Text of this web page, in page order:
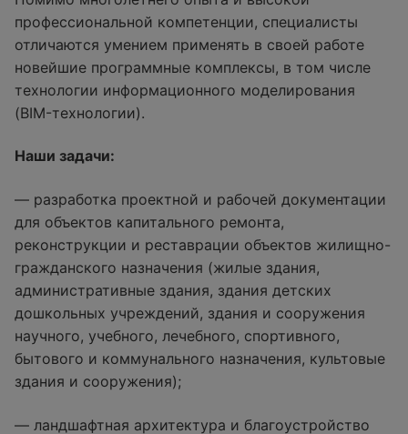
профессиональной компетенции, специалисты
отличаются умением применять в своей работе
новейшие программные комплексы, в том числе
технологии информационного моделирования
(BIM-технологии).
Наши задачи:
— разработка проектной и рабочей документации
для объектов капитального ремонта,
реконструкции и реставрации объектов жилищно-
гражданского назначения (жилые здания,
административные здания, здания детских
дошкольных учреждений, здания и сооружения
научного, учебного, лечебного, спортивного,
бытового и коммунального назначения, культовые
здания и сооружения);
— ландшафтная архитектура и благоустройство